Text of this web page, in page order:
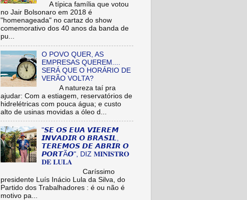
A típica família que votou
no Jair Bolsonaro em 2018 é
"homenageada" no cartaz do show
comemorativo dos 40 anos da banda de
pu...
O POVO QUER, AS
EMPRESAS QUEREM....
SERÁ QUE O HORÁRIO DE
VERÃO VOLTA?
A natureza taí pra
ajudar: Com a estiagem, reservatórios de
hidrelétricas com pouca água; e custo
alto de usinas movidas a óleo d...
"𝙎𝙀 𝙊𝙎 𝙀𝙐𝘼 𝙑𝙄𝙀𝙍𝙀𝙈
𝙄𝙉𝙑𝘼𝘿𝙄𝙍 𝙊 𝘽𝙍𝘼𝙎𝙄𝙇,
𝙏𝙀𝙍𝙀𝙈𝙊𝙎 𝘿𝙀 𝘼𝘽𝙍𝙄𝙍 𝙊
𝙋𝙊𝙍𝙏Ã𝙊", DIZ 𝐌𝐈𝐍𝐈𝐒𝐓𝐑𝐎
𝐃𝐄 𝐋𝐔𝐋𝐀
Caríssimo
presidente Luís Inácio Lula da Silva, do
Partido dos Trabalhadores : é ou não é
motivo pa...